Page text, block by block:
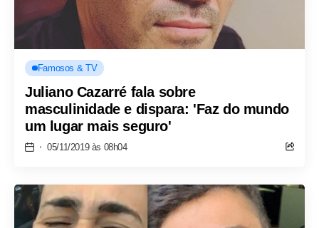
Famosos & TV
Juliano Cazarré fala sobre
masculinidade e dispara: 'Faz do mundo
um lugar mais seguro'
05/11/2019 às 08h04